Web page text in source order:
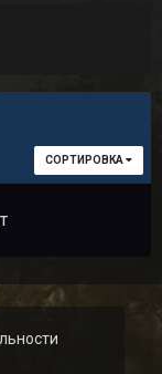
СОРТИРОВКА